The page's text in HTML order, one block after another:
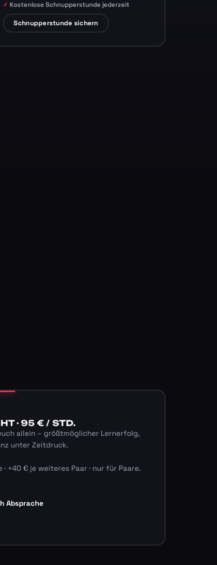
Kostenlose Schnupperstunde jederzeit
Schnupperstunde sichern
· 95 € / STD.
allein – größtmöglicher Lernerfolg,
unter Zeitdruck.
+40 € je weiteres Paar · nur für Paare.
Absprache